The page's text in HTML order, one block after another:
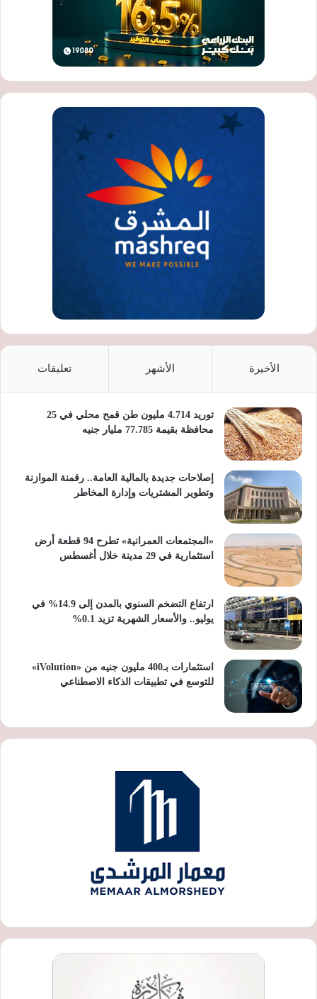
الأخيرة الأشهر تعليقات
توريد 4.714 مليون طن قمح محلي في 25
محافظة بقيمة 77.785 مليار جنيه
إصلاحات جديدة بالمالية العامة.. رقمنة الموازنة
وتطوير المشتريات وإدارة المخاطر
«المجتمعات العمرانية» تطرح 94 قطعة أرض
استثمارية في 29 مدينة خلال أغسطس
ارتفاع التضخم السنوي بالمدن إلى 14.9% في
يوليو.. والأسعار الشهرية تزيد 0.1%
استثمارات بـ400 مليون جنيه من «iVolution»
للتوسع في تطبيقات الذكاء الاصطناعي